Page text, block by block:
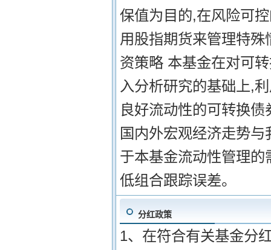
保值为目的,在风险可
用股指期货来管理特
资策略 本基金在对可
入分析研究的基础上,
良好流动性的可转换
国内外宏观经济走势
于本基金流动性管理
低组合跟踪误差。
分红政策
1、在符合有关基金分